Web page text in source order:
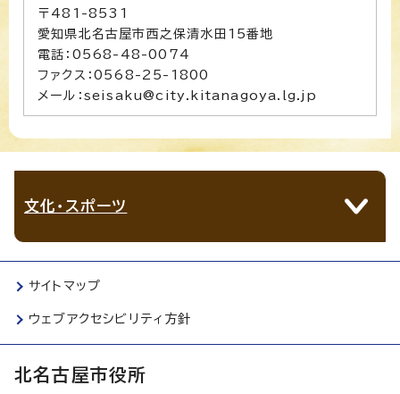
〒481-8531
愛知県北名古屋市西之保清水田15番地
電話：0568-48-0074
ファクス：0568-25-1800
メール：seisaku@city.kitanagoya.lg.jp
文化・スポーツ
サイトマップ
ウェブアクセシビリティ方針
北名古屋市役所